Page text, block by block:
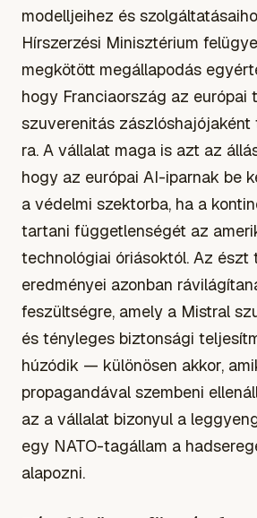
modelljeihez és
Hírszerzési Minisztérium
megkötött megállapodás
hogy Franciaország az európai
szuverenitás
ra. A vállalat maga is azt az
hogy az európai AI-iparnak be
a védelmi szektorba, ha a
tartani függetlenségét az
technológiai óriásoktól. Az észt
eredményei azonban
feszültségre, amely a Mistral
és tényleges biztonsági
húzódik — különösen akkor,
propagandával szembeni
az a vállalat bizonyul a
egy NATO-tagállam a
alapozni.